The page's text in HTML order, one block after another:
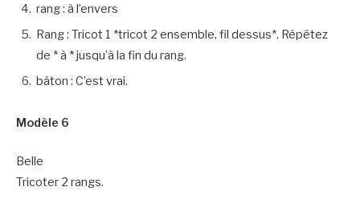
rang : à l’envers
Rang : Tricot 1 *tricot 2 ensemble, fil dessus*. Répétez
de * à * jusqu’à la fin du rang.
bâton : C’est vrai.
Modèle 6
Belle
Tricoter 2 rangs.